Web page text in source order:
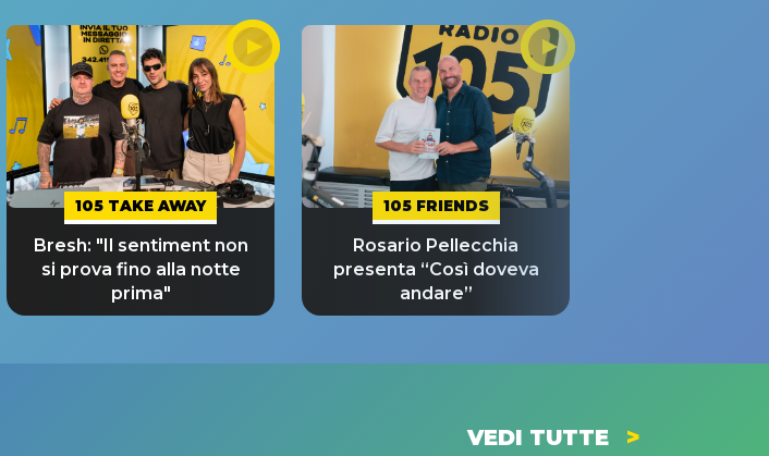
105 TAKE AWAY
Bresh: "Il sentiment non
si prova fino alla notte
prima"
105 FRIENDS
Rosario Pellecchia
presenta “Così doveva
andare”
VEDI TUTTE